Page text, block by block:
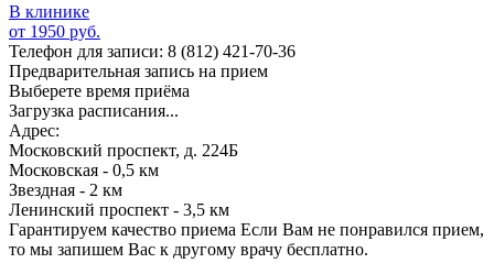
В клинике
от 1950 руб.
Телефон для записи: 8 (812) 421-70-36
Предварительная запись на прием
Выберете время приёма
Загрузка расписания...
Адрес:
Московский проспект, д. 224Б
Московская - 0,5 км
Звездная - 2 км
Ленинский проспект - 3,5 км
Гарантируем качество приема Если Вам не понравился прием,
то мы запишем Вас к другому врачу бесплатно.